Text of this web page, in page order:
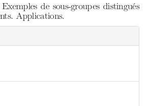
de sous-groupes distingués
Applications.